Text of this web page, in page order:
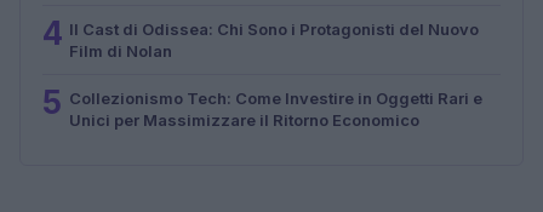
4 Il Cast di Odissea: Chi Sono i Protagonisti del Nuovo
Film di Nolan
5 Collezionismo Tech: Come Investire in Oggetti Rari e
Unici per Massimizzare il Ritorno Economico